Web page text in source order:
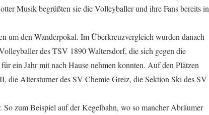
Musik begrüßten sie die Volleyballer und ihre Fans bereits in
um den Wanderpokal. Im Überkreuzvergleich wurden danach
des TSV 1890 Waltersdorf, die sich gegen die
ein Jahr mit nach Hause nehmen konnten. Auf den Plätzen
die Altersturner des SV Chemie Greiz, die Sektion Ski des SV
zum Beispiel auf der Kegelbahn, wo so mancher Abräumer